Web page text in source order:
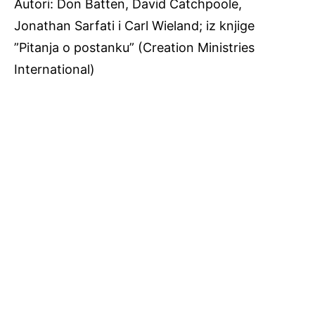
Autori: Don Batten, David Catchpoole,
Jonathan Sarfati i Carl Wieland; iz knjige
”Pitanja o postanku” (Creation Ministries
International)